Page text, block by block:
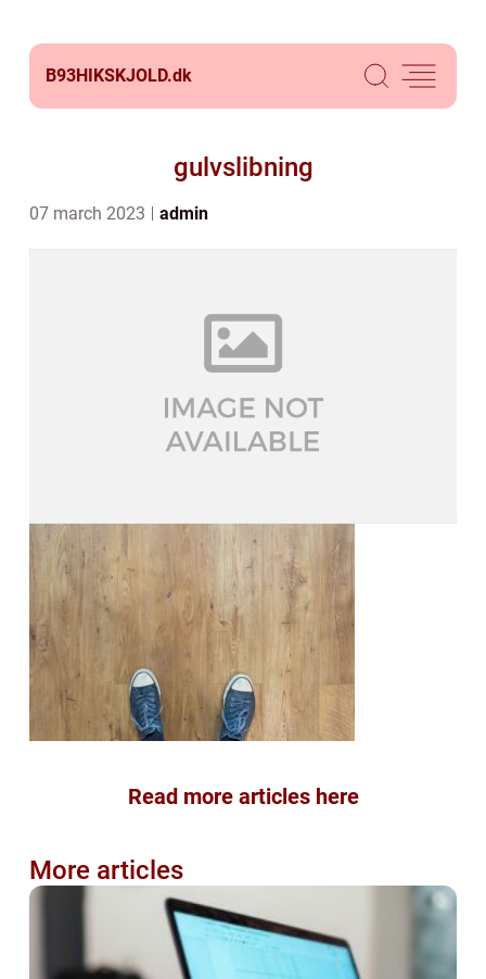
B93HIKSKJOLD.dk
gulvslibning
07 march 2023 admin
Read more articles here
More articles